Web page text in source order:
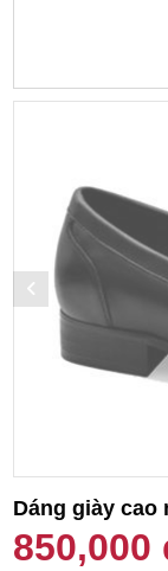
Dáng giày cao
850,000